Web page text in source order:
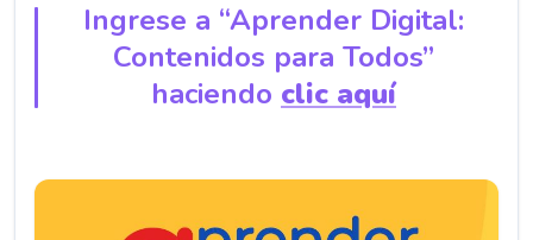
Ingrese a “Aprender Digital:
Contenidos para Todos”
haciendo clic aquí